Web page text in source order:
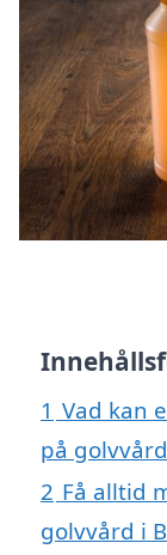
1 Vad kan
på
2 Få alltid
golvvård i